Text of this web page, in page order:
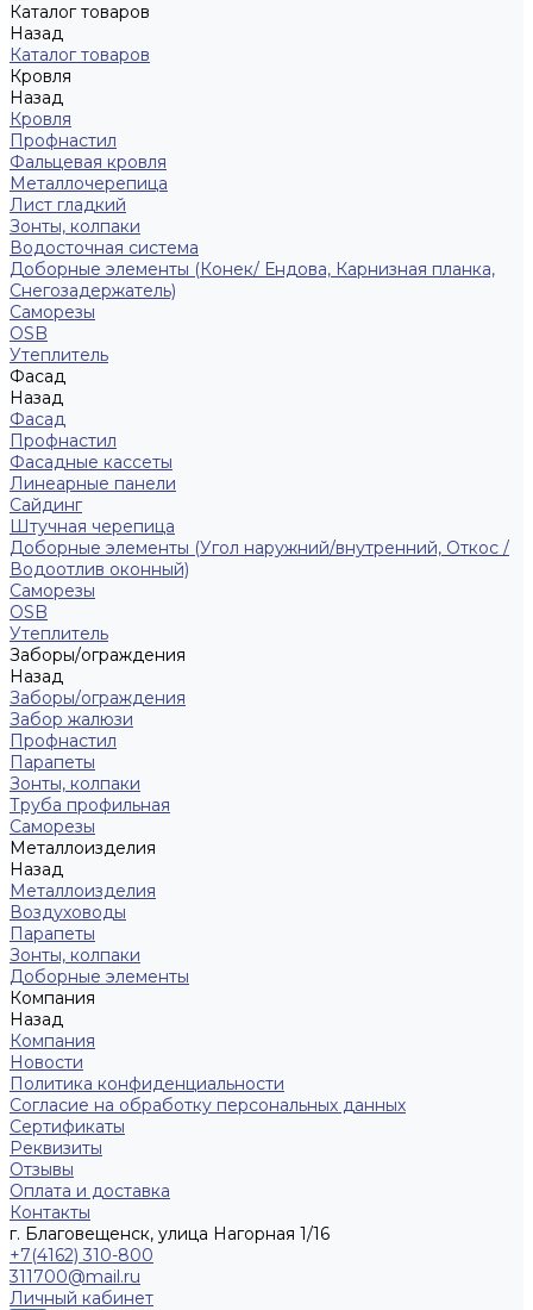
Каталог товаров
Назад
Каталог товаров
Кровля
Назад
Кровля
Профнастил
Фальцевая кровля
Металлочерепица
Лист гладкий
Зонты, колпаки
Водосточная система
Доборные элементы (Конек/ Ендова, Карнизная планка,
Снегозадержатель)
Саморезы
ОSB
Утеплитель
Фасад
Назад
Фасад
Профнастил
Фасадные кассеты
Линеарные панели
Сайдинг
Штучная черепица
Доборные элементы (Угол наружний/внутренний, Откос /
Водоотлив оконный)
Саморезы
OSB
Утеплитель
Заборы/ограждения
Назад
Заборы/ограждения
Забор жалюзи
Профнастил
Парапеты
Зонты, колпаки
Труба профильная
Саморезы
Металлоизделия
Назад
Металлоизделия
Воздуховоды
Парапеты
Зонты, колпаки
Доборные элементы
Компания
Назад
Компания
Новости
Политика конфиденциальности
Согласие на обработку персональных данных
Сертификаты
Реквизиты
Отзывы
Оплата и доставка
Контакты
г. Благовещенск, улица Нагорная 1/16
+7(4162) 310-800
311700@mail.ru
Личный кабинет